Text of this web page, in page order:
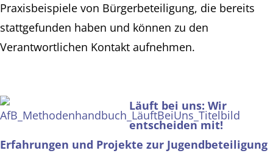
Praxisbeispiele von Bürgerbeteiligung, die bereits
stattgefunden haben und können zu den
Verantwortlichen Kontakt aufnehmen.
Läuft bei uns: Wir
entscheiden mit!
Erfahrungen und Projekte zur Jugendbeteiligung